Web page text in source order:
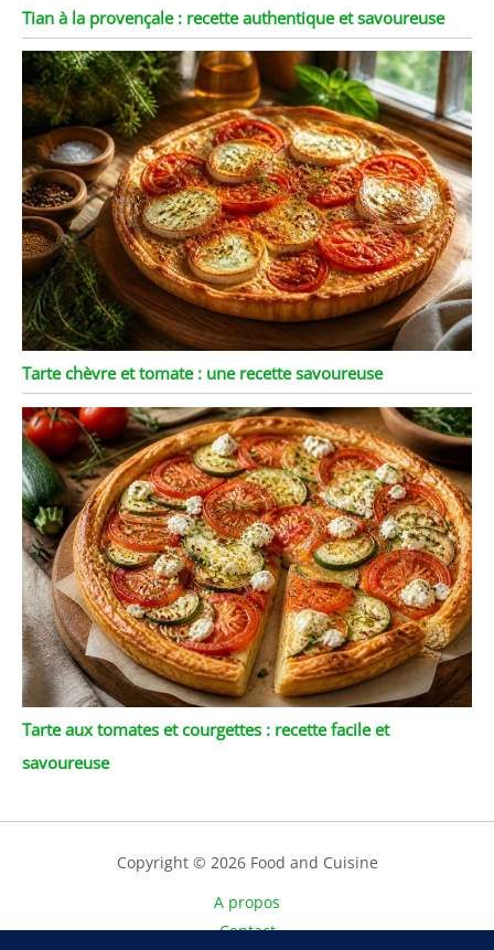
Tian à la provençale : recette authentique et savoureuse
Tarte chèvre et tomate : une recette savoureuse
Tarte aux tomates et courgettes : recette facile et
savoureuse
Copyright © 2026 Food and Cuisine
A propos
Contact